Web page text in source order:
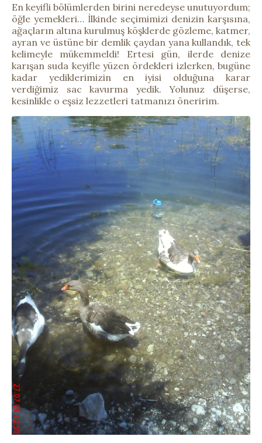
En keyifli bölümlerden birini neredeyse unutuyordum;
öğle yemekleri… İlkinde seçimimizi denizin karşısına,
ağaçların altına kurulmuş köşklerde gözleme, katmer,
ayran ve üstüne bir demlik çaydan yana kullandık, tek
kelimeyle mükemmeldi! Ertesi gün, ilerde denize
karışan suda keyifle yüzen ördekleri izlerken, bugüne
kadar yediklerimizin en iyisi olduğuna karar
verdiğimiz sac kavurma yedik. Yolunuz düşerse,
kesinlikle o eşsiz lezzetleri tatmanızı öneririm.